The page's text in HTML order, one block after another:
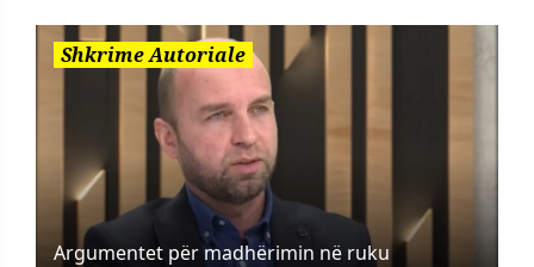
Shkrime Autoriale
Argumentet për madhërimin në ruku